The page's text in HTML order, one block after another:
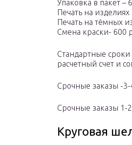
Упаковка в пакет –
Печать на
Печать на тёмных
Смена краски- 600
Стандартные сроки
расчетный счет и
Срочные заказы -3-
Срочные заказы 1-
Круговая